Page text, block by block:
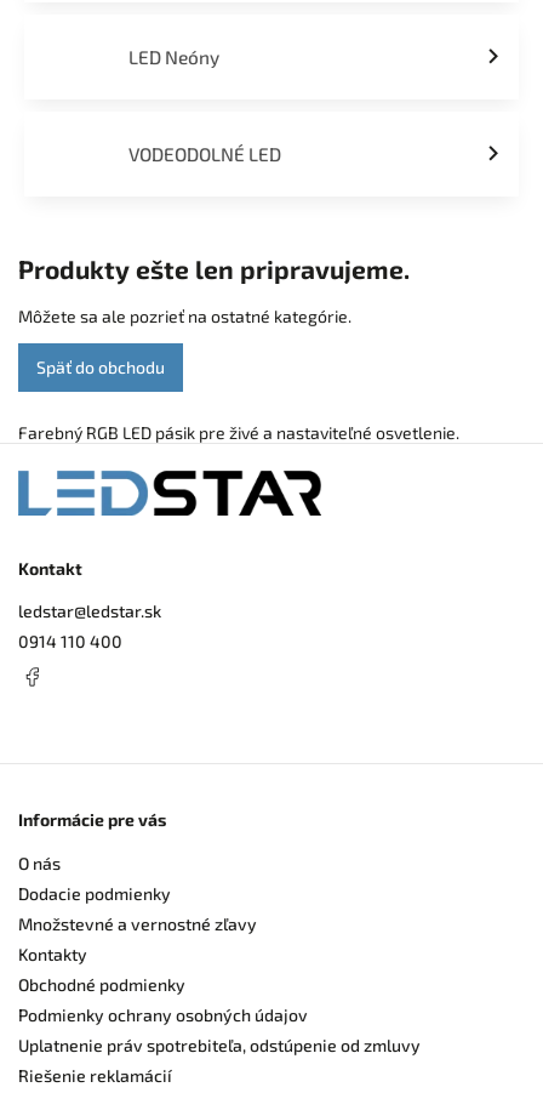
LED Neóny
VODEODOLNÉ LED
Produkty ešte len pripravujeme.
Môžete sa ale pozrieť na ostatné kategórie.
Späť do obchodu
Farebný RGB LED pásik pre živé a nastaviteľné osvetlenie.
Kontakt
ledstar@ledstar.sk
0914 110 400
Informácie pre vás
O nás
Dodacie podmienky
Množstevné a vernostné zľavy
Kontakty
Obchodné podmienky
Podmienky ochrany osobných údajov
Uplatnenie práv spotrebiteľa, odstúpenie od zmluvy
Riešenie reklamácií